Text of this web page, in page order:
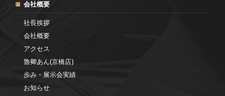
会社概要
社長挨拶
会社概要
アクセス
魯卿あん(京橋店)
歩み・展示会実績
お知らせ